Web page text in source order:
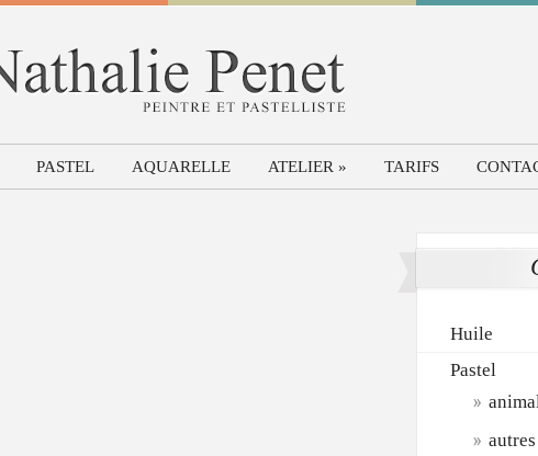
PASTEL AQUARELLE ATELIER » TARIFS
Huile
Pastel